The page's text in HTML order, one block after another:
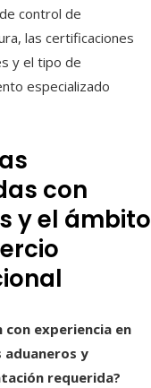
control de
las certificaciones
y el tipo de
especializado
con
y el ámbito
con experiencia en
aduaneros y
requerida?